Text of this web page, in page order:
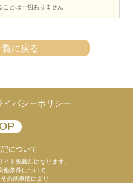
とは一切ありません
に戻る
イバシーポリシー
について
ト掲載店になります。
働条件について
の他事情により、